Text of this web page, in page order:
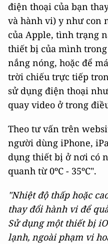
điện thoại của bạn
và hành vi) y như con
của Apple, tình trạng
thiết bị của mình
nắng nóng, hoặc để
trời chiếu trực tiếp
sử dụng điện thoại
quay video ở trong
Theo tư vấn trên
người dùng iPhone,
dụng thiết bị ở nơi có
quanh từ 0ºC - 35ºC".
"Nhiệt độ thấp hoặc
thay đổi hành vi để
Sử dụng một thiết bị
lạnh, ngoài phạm vi